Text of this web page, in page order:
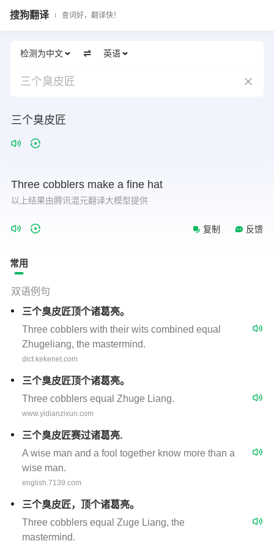
搜狗翻译 查词好，翻译快！
检测为中文 英语
三个臭皮匠
三个臭皮匠
Three cobblers make a fine hat
以上结果由腾讯混元翻译大模型提供
复制 反馈
常用
双语例句
三个臭皮匠顶个诸葛亮。
Three cobblers with their wits combined equal
Zhugeliang, the mastermind.
dict.kekenet.com
三个臭皮匠顶个诸葛亮。
Three cobblers equal Zhuge Liang.
www.yidianzixun.com
三个臭皮匠赛过诸葛亮.
A wise man and a fool together know more than a
wise man.
english.7139.com
三个臭皮匠，顶个诸葛亮。
Three cobblers equal Zuge Liang, the
mastermind.